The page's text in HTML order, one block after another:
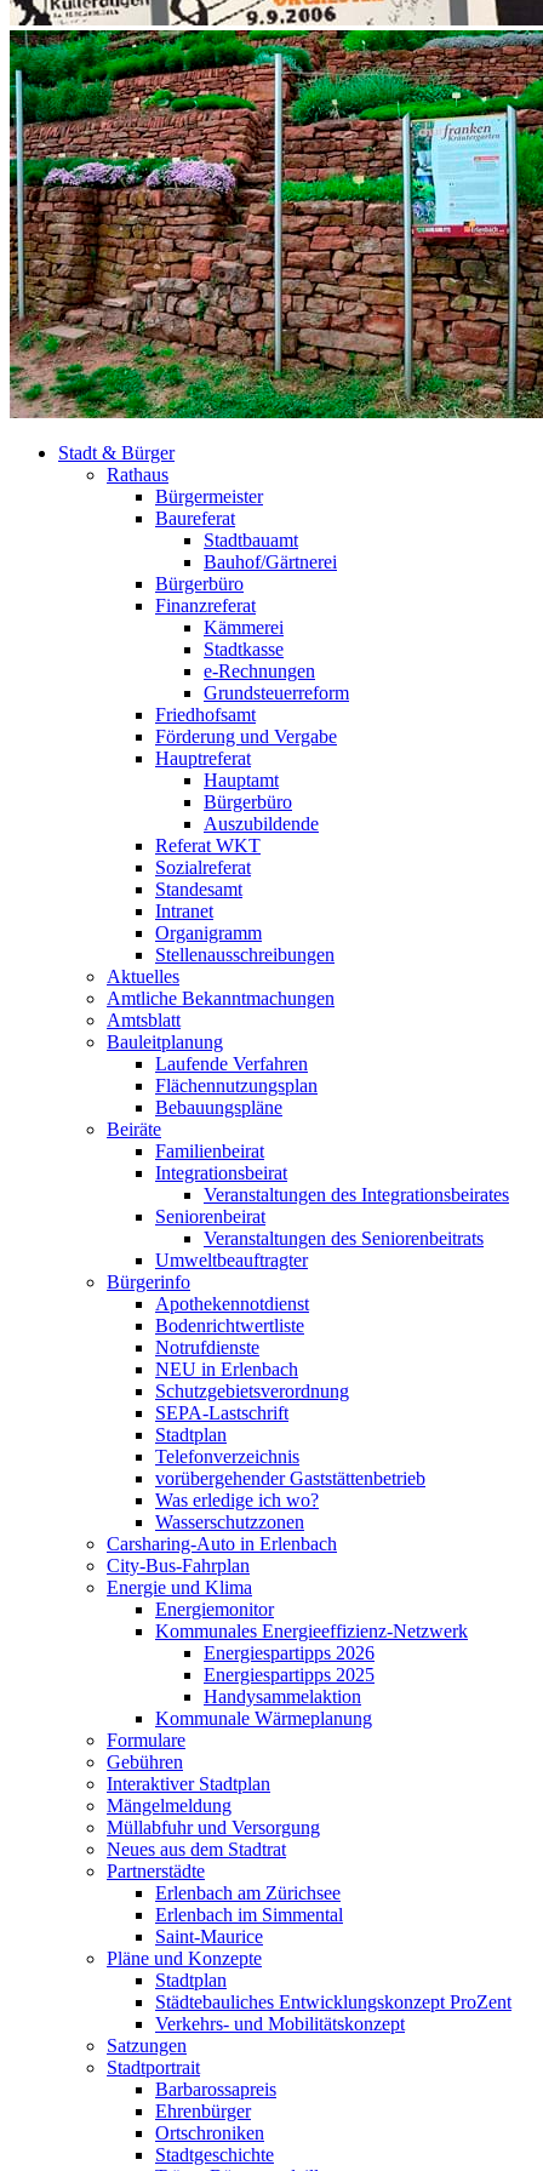
Stadt & Bürger
Rathaus
Bürgermeister
Baureferat
Stadtbauamt
Bauhof/Gärtnerei
Bürgerbüro
Finanzreferat
Kämmerei
Stadtkasse
e-Rechnungen
Grundsteuerreform
Friedhofsamt
Förderung und Vergabe
Hauptreferat
Hauptamt
Bürgerbüro
Auszubildende
Referat WKT
Sozialreferat
Standesamt
Intranet
Organigramm
Stellenausschreibungen
Aktuelles
Amtliche Bekanntmachungen
Amtsblatt
Bauleitplanung
Laufende Verfahren
Flächennutzungsplan
Bebauungspläne
Beiräte
Familienbeirat
Integrationsbeirat
Veranstaltungen des Integrationsbeirates
Seniorenbeirat
Veranstaltungen des Seniorenbeitrats
Umweltbeauftragter
Bürgerinfo
Apothekennotdienst
Bodenrichtwertliste
Notrufdienste
NEU in Erlenbach
Schutzgebietsverordnung
SEPA-Lastschrift
Stadtplan
Telefonverzeichnis
vorübergehender Gaststättenbetrieb
Was erledige ich wo?
Wasserschutzzonen
Carsharing-Auto in Erlenbach
City-Bus-Fahrplan
Energie und Klima
Energiemonitor
Kommunales Energieeffizienz-Netzwerk
Energiespartipps 2026
Energiespartipps 2025
Handysammelaktion
Kommunale Wärmeplanung
Formulare
Gebühren
Interaktiver Stadtplan
Mängelmeldung
Müllabfuhr und Versorgung
Neues aus dem Stadtrat
Partnerstädte
Erlenbach am Zürichsee
Erlenbach im Simmental
Saint-Maurice
Pläne und Konzepte
Stadtplan
Städtebauliches Entwicklungskonzept ProZent
Verkehrs- und Mobilitätskonzept
Satzungen
Stadtportrait
Barbarossapreis
Ehrenbürger
Ortschroniken
Stadtgeschichte